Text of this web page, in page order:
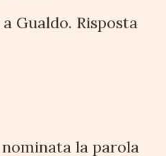
Gualdo. Risposta
la parola